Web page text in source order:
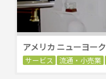
アメリカ ニューヨー
サービス 流通・小売業